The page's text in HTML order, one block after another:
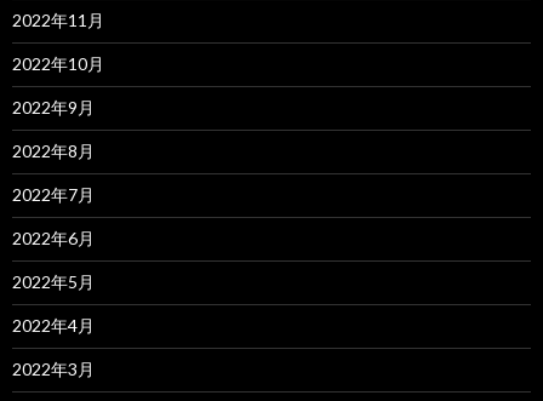
2022年11月
2022年10月
2022年9月
2022年8月
2022年7月
2022年6月
2022年5月
2022年4月
2022年3月